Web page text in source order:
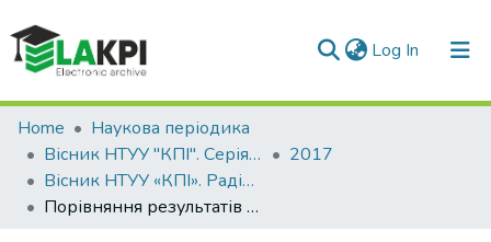
Log In (current)
Communities & Collections
All of DSpace
Statistics
Home
Наукова періодика
Вісник НТУУ "КПІ". Серія Радіотехніка, Радіоапаратобудування
2017
Вісник НТУУ «КПІ». Радіотехніка, радіоапаратобудування: збірник наукових праць, Вип. 68
Порівняння результатів прогнозування епілептичних нападів при використанні різних схем відведення ЕЕГ